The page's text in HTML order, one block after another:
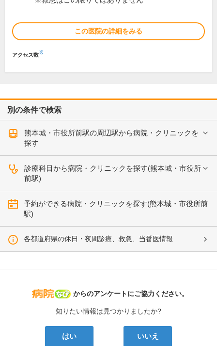
この医院の詳細をみる
アクセス数※
別の条件で検索
熊本城・市役所前駅の周辺駅から病院・クリニックを
探す
診療科目から病院・クリニックを探す(熊本城・市役所
前駅)
予約ができる病院・クリニックを探す(熊本城・市役所前
駅)
各都道府県の休日・夜間診療、救急、当番医情報
病院なび
からのアンケートにご協力ください。
知りたい情報は見つかりましたか?
はい いいえ